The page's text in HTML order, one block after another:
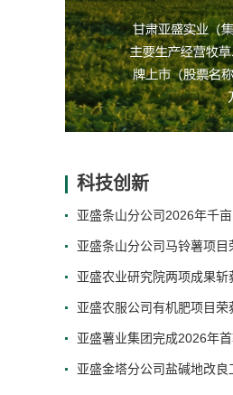
科技创新
亚盛条山分公司2026年千
亚盛条山分公司马铃薯项
亚盛农业研究院两项成果
亚盛农服公司有机肥项目
亚盛薯业集团完成2026年
亚盛金塔分公司盐碱地改良